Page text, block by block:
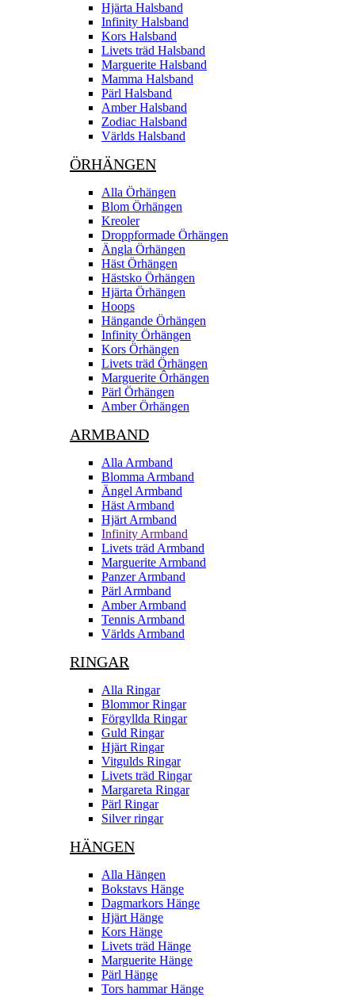
Hjärta Halsband
Infinity Halsband
Kors Halsband
Livets träd Halsband
Marguerite Halsband
Mamma Halsband
Pärl Halsband
Amber Halsband
Zodiac Halsband
Världs Halsband
ÖRHÄNGEN
Alla Örhängen
Blom Örhängen
Kreoler
Droppformade Örhängen
Ängla Örhängen
Häst Örhängen
Hästsko Örhängen
Hjärta Örhängen
Hoops
Hängande Örhängen
Infinity Örhängen
Kors Örhängen
Livets träd Örhängen
Marguerite Ôrhängen
Pärl Örhängen
Amber Örhängen
ARMBAND
Alla Armband
Blomma Armband
Ängel Armband
Häst Armband
Hjärt Armband
Infinity Armband
Livets träd Armband
Marguerite Armband
Panzer Armband
Pärl Armband
Amber Armband
Tennis Armband
Världs Armband
RINGAR
Alla Ringar
Blommor Ringar
Förgyllda Ringar
Guld Ringar
Hjärt Ringar
Vitgulds Ringar
Livets träd Ringar
Margareta Ringar
Pärl Ringar
Silver ringar
HÄNGEN
Alla Hängen
Bokstavs Hänge
Dagmarkors Hänge
Hjärt Hänge
Kors Hänge
Livets träd Hänge
Marguerite Hänge
Pärl Hänge
Tors hammar Hänge